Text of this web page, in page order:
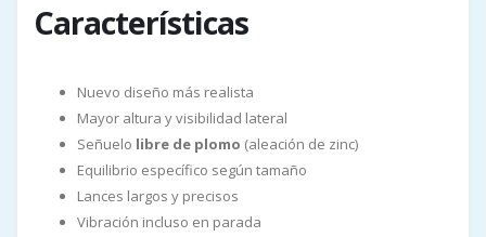
Características
Nuevo diseño más realista
Mayor altura y visibilidad lateral
Señuelo libre de plomo (aleación de zinc)
Equilibrio específico según tamaño
Lances largos y precisos
Vibración incluso en parada